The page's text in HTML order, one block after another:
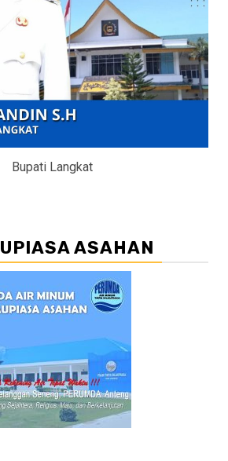
Bupati Langkat
ASAHAN